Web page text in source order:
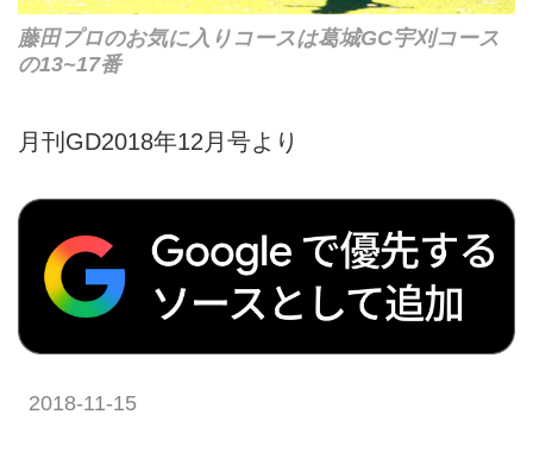
藤田プロのお気に入りコースは葛城GC宇刈コース
の13~17番
月刊GD2018年12月号より
2018-11-15